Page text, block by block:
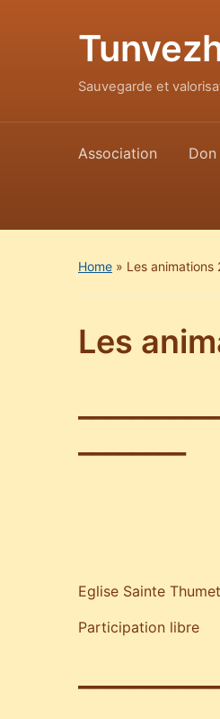
Sauvegarde et
Association Don
Home » Les animations
Les
Eglise Sainte
Participation libre